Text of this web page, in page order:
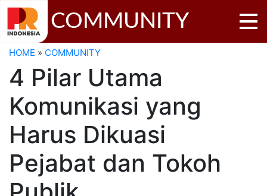
COMMUNITY
HOME » COMMUNITY
4 Pilar Utama
Komunikasi yang
Harus Dikuasi
Pejabat dan Tokoh